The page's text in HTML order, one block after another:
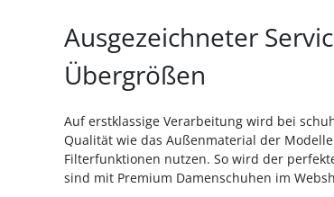
Ausgezeichneter
Übergrößen
Auf erstklassige Verarbeitung wird bei
Qualität wie das Außenmaterial der
Filterfunktionen nutzen. So wird der
sind mit Premium Damenschuhen im